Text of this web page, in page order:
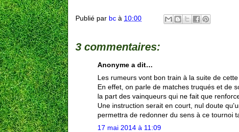
Publié par bc à 10:00
3 commentaires:
Anonyme a dit…
Les rumeurs vont bon train à la suite de cette
En effet, on parle de matches truqués et de
la part des vainqueurs qui ne fait que
Une instruction serait en court, nul doute
permettra de redonner du sens à ce tournoi
17 mai 2014 à 11:09